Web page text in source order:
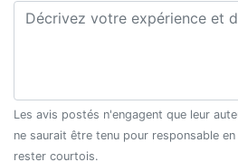
Commentaire*
Les avis postés n'engagent que leur auteur et Ardèche Découverte
ne saurait être tenu pour responsable en cas de litige. Merci de
rester courtois.